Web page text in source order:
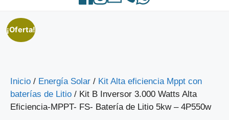
¡Oferta!
Inicio / Energía Solar / Kit Alta eficiencia Mppt con
baterías de Litio / Kit B Inversor 3.000 Watts Alta
Eficiencia-MPPT- FS- Batería de Litio 5kw – 4P550w